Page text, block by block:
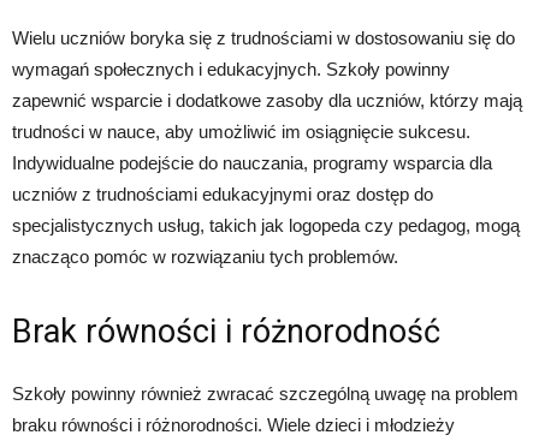
Wielu uczniów boryka się z trudnościami w dostosowaniu się do
wymagań społecznych i edukacyjnych. Szkoły powinny
zapewnić wsparcie i dodatkowe zasoby dla uczniów, którzy mają
trudności w nauce, aby umożliwić im osiągnięcie sukcesu.
Indywidualne podejście do nauczania, programy wsparcia dla
uczniów z trudnościami edukacyjnymi oraz dostęp do
specjalistycznych usług, takich jak logopeda czy pedagog, mogą
znacząco pomóc w rozwiązaniu tych problemów.
Brak równości i różnorodność
Szkoły powinny również zwracać szczególną uwagę na problem
braku równości i różnorodności. Wiele dzieci i młodzieży